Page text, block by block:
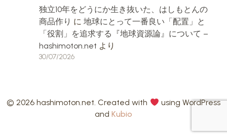
独立10年をどうにか生き抜いた、はしもとんの
商品作り に 地球にとって一番良い「配置」と
「役割」を追求する『地球資源論』について –
hashimoton.net より
30/07/2026
© 2026 hashimoton.net. Created with
using WordPress
and Kubio